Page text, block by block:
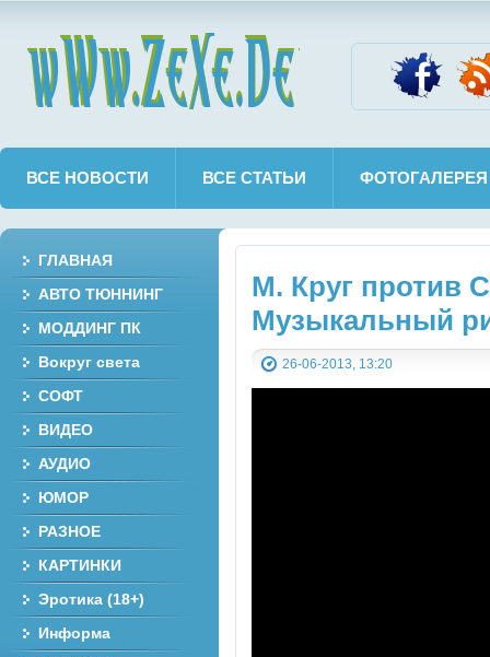
ВСЕ НОВОСТИ ВСЕ СТАТЬИ ФОТОГАЛЕРЕЯ
М. Круг против
Музыкальный
26-06-2013, 13:20
ГЛАВНАЯ
АВТО ТЮННИНГ
МОДДИНГ ПК
Вокруг света
СОФТ
ВИДЕО
АУДИО
ЮМОР
РАЗНОЕ
КАРТИНКИ
Эротика (18+)
Информа